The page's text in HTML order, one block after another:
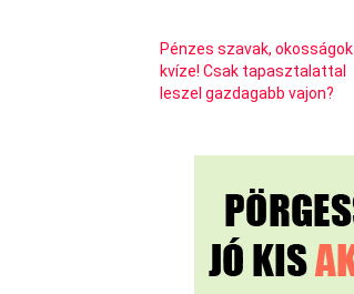
Pénzes szavak, okosságok
kvíze! Csak tapasztalattal
leszel gazdagabb vajon?